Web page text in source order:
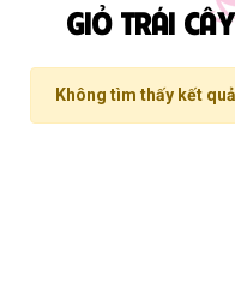
GIỎ TRÁI
Không tìm thấy kết quả